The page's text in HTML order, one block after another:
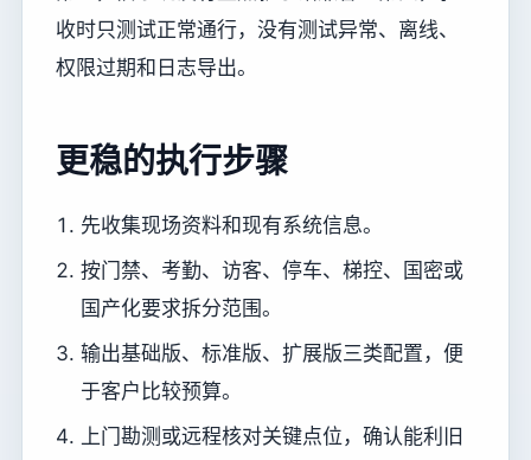
收时只测试正常通行，没有测试异常、离线、
权限过期和日志导出。
更稳的执行步骤
先收集现场资料和现有系统信息。
按门禁、考勤、访客、停车、梯控、国密或
国产化要求拆分范围。
输出基础版、标准版、扩展版三类配置，便
于客户比较预算。
上门勘测或远程核对关键点位，确认能利旧